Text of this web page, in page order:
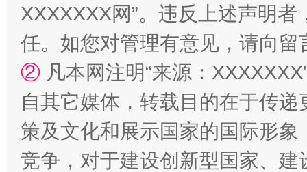
扯下公款旅游的“隐身衣” 如何以
XXXXXXX网”。违反上述声明
任。如您对管理有意见，请向
② 凡本网注明“来源：
自其它媒体，转载目的在于传
策及文化和展示国家的国际形
竞争，对于建设创新型国家、